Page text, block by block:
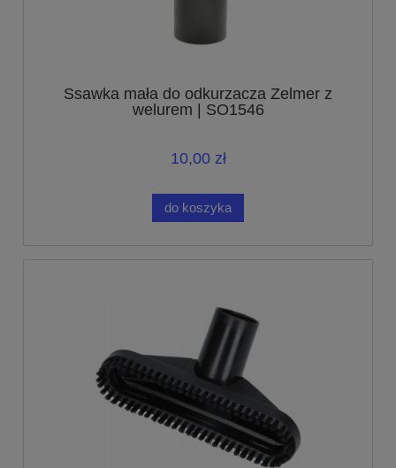
Ssawka mała do odkurzacza Zelmer z
welurem | SO1546
10,00 zł
do koszyka